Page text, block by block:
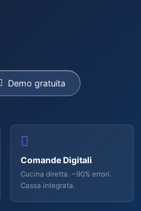
Demo gratuita
Comande Digitali
Cucina diretta. −90% errori.
Cassa integrata.